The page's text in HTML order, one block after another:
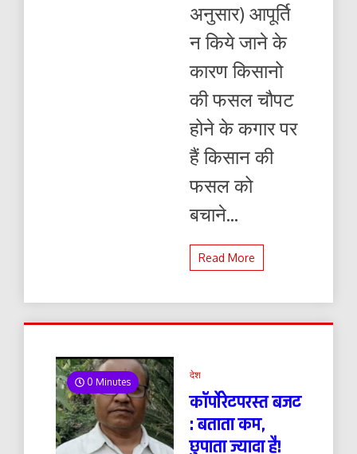
अनुसार) आपूर्ति
न किये जाने के
कारण किसानो
की फसल चौपट
होने के कगार पर
हैं किसान की
फसल को
बचाने...
Read More
0 Minutes
देश
कॉर्पोरेटपरस्त बजट
: बताता कम,
छुपाता ज्यादा है!